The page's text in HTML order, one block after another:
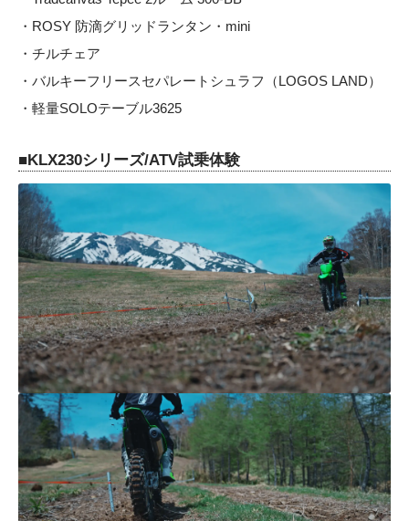
・ROSY 防滴グリッドランタン・mini
・チルチェア
・バルキーフリースセパレートシュラフ（LOGOS LAND）
・軽量SOLOテーブル3625
■KLX230シリーズ/ATV試乗体験